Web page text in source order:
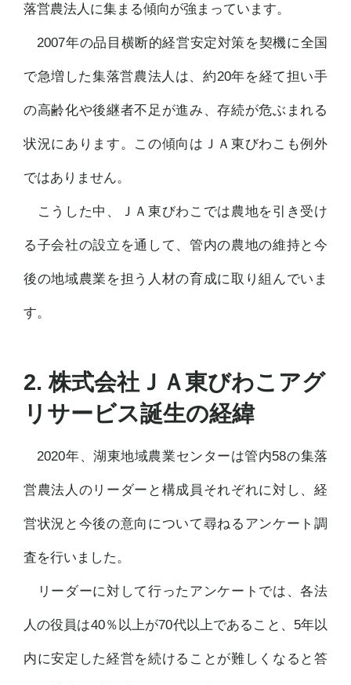
落営農法人に集まる傾向が強まっています。
2007年の品目横断的経営安定対策を契機に全国
で急増した集落営農法人は、約20年を経て担い手
の高齢化や後継者不足が進み、存続が危ぶまれる
状況にあります。この傾向はＪＡ東びわこも例外
ではありません。
こうした中、ＪＡ東びわこでは農地を引き受け
る子会社の設立を通して、管内の農地の維持と今
後の地域農業を担う人材の育成に取り組んでいま
す。
2. 株式会社ＪＡ東びわこアグ
リサービス誕生の経緯
2020年、湖東地域農業センターは管内58の集落
営農法人のリーダーと構成員それぞれに対し、経
営状況と今後の意向について尋ねるアンケート調
査を行いました。
リーダーに対して行ったアンケートでは、各法
人の役員は40％以上が70代以上であること、5年以
内に安定した経営を続けることが難しくなると答